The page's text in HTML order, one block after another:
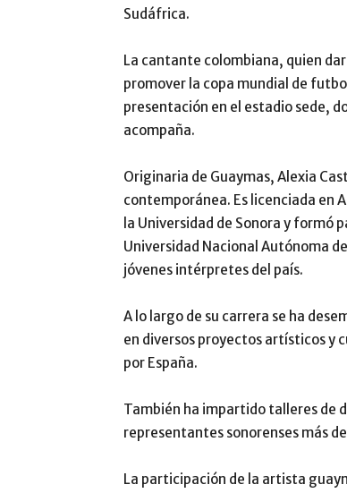
Sudáfrica.
La cantante colombiana, quien
promover la copa mundial de
presentación en el estadio sede,
acompaña.
Originaria de Guaymas, Alexia
contemporánea. Es licenciada en
la Universidad de Sonora y formó
Universidad Nacional Autónoma
jóvenes intérpretes del país.
A lo largo de su carrera se ha
en diversos proyectos artísticos y
por España.
También ha impartido talleres de
representantes sonorenses más
La participación de la artista